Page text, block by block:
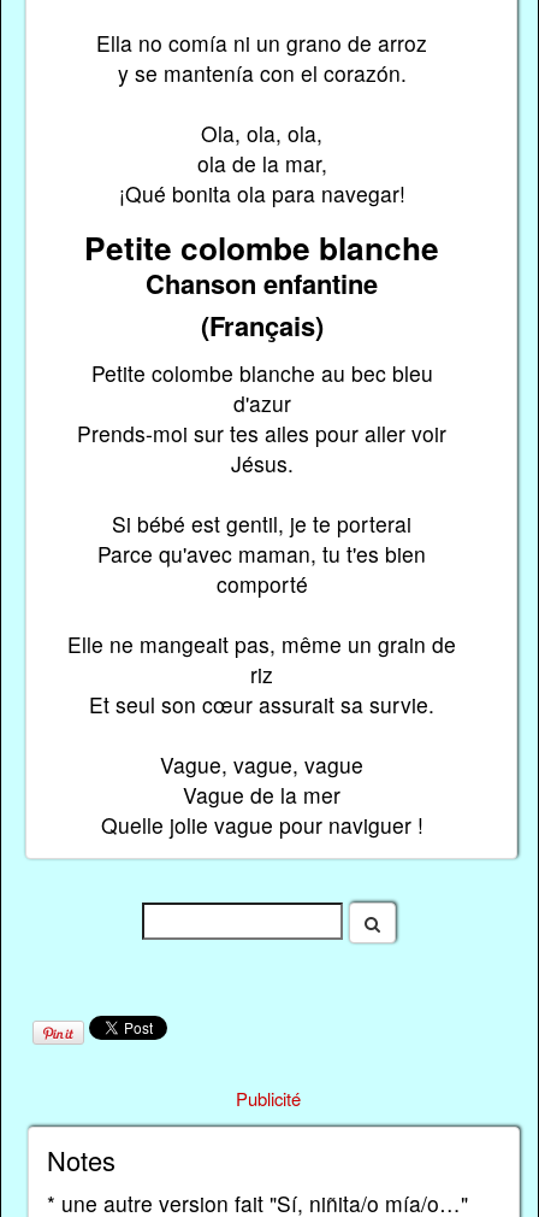
Ella no comía ni un grano de arroz
y se mantenía con el corazón.
Ola, ola, ola,
ola de la mar,
¡Qué bonita ola para navegar!
Petite colombe blanche
Chanson enfantine
(Français)
Petite colombe blanche au bec bleu
d'azur
Prends-moi sur tes ailes pour aller voir
Jésus.
Si bébé est gentil, je te porterai
Parce qu'avec maman, tu t'es bien
comporté
Elle ne mangeait pas, même un grain de
riz
Et seul son cœur assurait sa survie.
Vague, vague, vague
Vague de la mer
Quelle jolie vague pour naviguer !
Publicité
Notes
* une autre version fait "Sí, niñita/o mía/o…"